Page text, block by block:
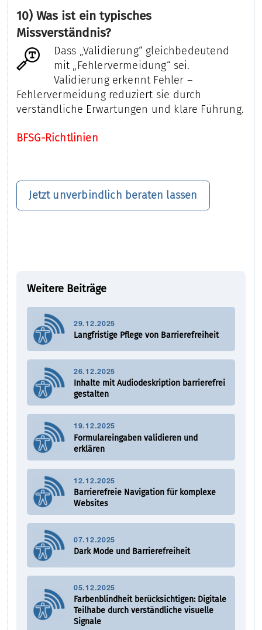
10) Was ist ein typisches
Missverständnis?
Dass „Validierung“ gleichbedeutend
mit „Fehlervermeidung“ sei.
Validierung erkennt Fehler –
Fehlervermeidung reduziert sie durch
verständliche Erwartungen und klare Führung.
BFSG-Richtlinien
Jetzt unverbindlich beraten lassen
Weitere Beiträge
29.12.2025
Langfristige Pflege von Barrierefreiheit
26.12.2025
Inhalte mit Audiodeskription barrierefrei
gestalten
19.12.2025
Formulareingaben validieren und
erklären
12.12.2025
Barrierefreie Navigation für komplexe
Websites
07.12.2025
Dark Mode und Barrierefreiheit
05.12.2025
Farbenblindheit berücksichtigen: Digitale
Teilhabe durch verständliche visuelle
Signale